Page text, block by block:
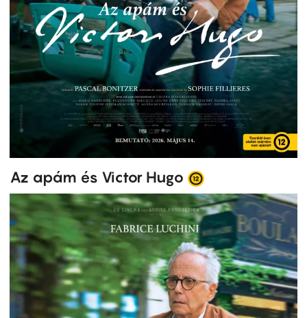
Az apám és Victor Hugo